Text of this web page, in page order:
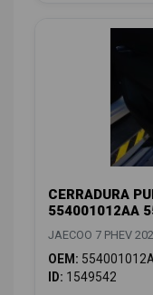
CERRADURA
554001012AA
JAECOO 7 PHEV
OEM:
ID: 1549542